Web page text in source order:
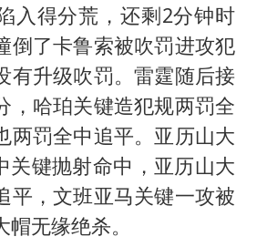
入得分荒，还剩2分钟时
倒了卡鲁索被吹罚进攻犯
有升级吹罚。雷霆随后接
，哈珀关键造犯规两罚全
两罚全中追平。亚历山大
关键抛射命中，亚历山大
平，文班亚马关键一攻被
无缘绝杀。